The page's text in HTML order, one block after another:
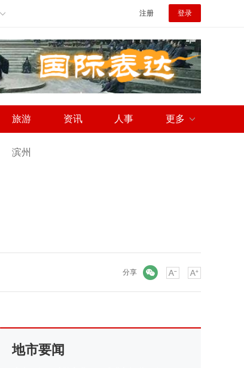
注册 登录
旅游 资讯 人事 更多
滨州
分享
地市要闻